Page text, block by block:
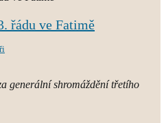
řádu ve Fatimě
generální shromáždění třetího